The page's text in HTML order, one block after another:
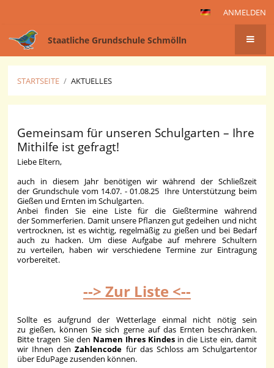
ANMELDEN
Staatliche Grundschule Schmölln
STARTSEITE / AKTUELLES
Gemeinsam für unseren Schulgarten – Ihre
Mithilfe ist gefragt!
Liebe Eltern,
auch in diesem Jahr benötigen wir während der Schließzeit
der Grundschule vom 14.07. - 01.08.25 Ihre Unterstützung beim
Gießen und Ernten im Schulgarten.
Anbei finden Sie eine Liste für die Gießtermine während
der Sommerferien. Damit unsere Pflanzen gut gedeihen und nicht
vertrocknen, ist es wichtig, regelmäßig zu gießen und bei Bedarf
auch zu hacken. Um diese Aufgabe auf mehrere Schultern
zu verteilen, haben wir verschiedene Termine zur Eintragung
vorbereitet.
--> Zur Liste <--
Sollte es aufgrund der Wetterlage einmal nicht nötig sein
zu gießen, können Sie sich gerne auf das Ernten beschränken.
Bitte tragen Sie den Namen Ihres Kindes in die Liste ein, damit
wir Ihnen denZahlencode für das Schloss am Schulgartentor
über EduPage zusenden können.